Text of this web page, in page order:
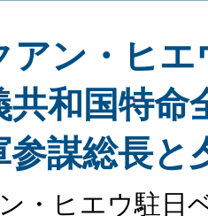
アン・ヒ
共和国特命
参謀総長と
・ヒエウ駐日